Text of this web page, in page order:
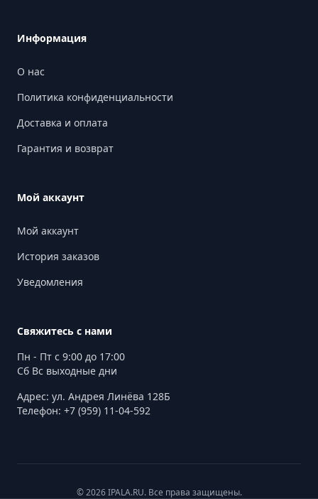
Информация
О нас
Политика конфиденциальности
Доставка и оплата
Гарантия и возврат
Мой аккаунт
Мой аккаунт
История заказов
Уведомления
Свяжитесь с нами
Пн - Пт с 9:00 до 17:00
Сб Вс выходные дни
Адрес: ул. Андрея Линёва 128Б
Телефон: +7 (959) 11-04-592
© 2026 IPALA.RU. Все права защищены.